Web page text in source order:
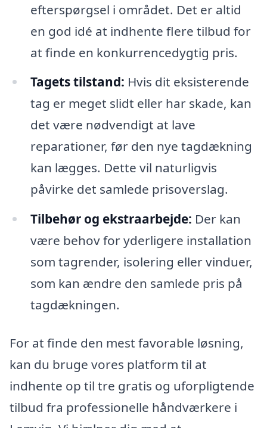
efterspørgsel i området. Det er altid
en god idé at indhente flere tilbud for
at finde en konkurrencedygtig pris.
Tagets tilstand: Hvis dit eksisterende
tag er meget slidt eller har skade, kan
det være nødvendigt at lave
reparationer, før den nye tagdækning
kan lægges. Dette vil naturligvis
påvirke det samlede prisoverslag.
Tilbehør og ekstraarbejde: Der kan
være behov for yderligere installation
som tagrender, isolering eller vinduer,
som kan ændre den samlede pris på
tagdækningen.
For at finde den mest favorable løsning,
kan du bruge vores platform til at
indhente op til tre gratis og uforpligtende
tilbud fra professionelle håndværkere i